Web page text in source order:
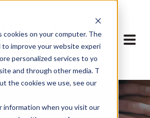
on your computer. The
to improve your website experi
personalized services to yo
and through other media. T
the cookies we use, see our
information when you visit our